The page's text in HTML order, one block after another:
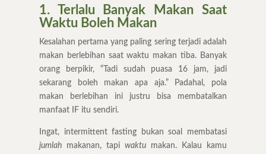
1. Terlalu Banyak Makan Saat
Waktu Boleh Makan
Kesalahan pertama yang paling sering terjadi adalah
makan berlebihan saat waktu makan tiba. Banyak
orang berpikir, “Tadi sudah puasa 16 jam, jadi
sekarang boleh makan apa aja.” Padahal, pola
makan berlebihan ini justru bisa membatalkan
manfaat IF itu sendiri.
Ingat, intermittent fasting bukan soal membatasi
jumlah makanan, tapi waktu makan. Kalau kamu